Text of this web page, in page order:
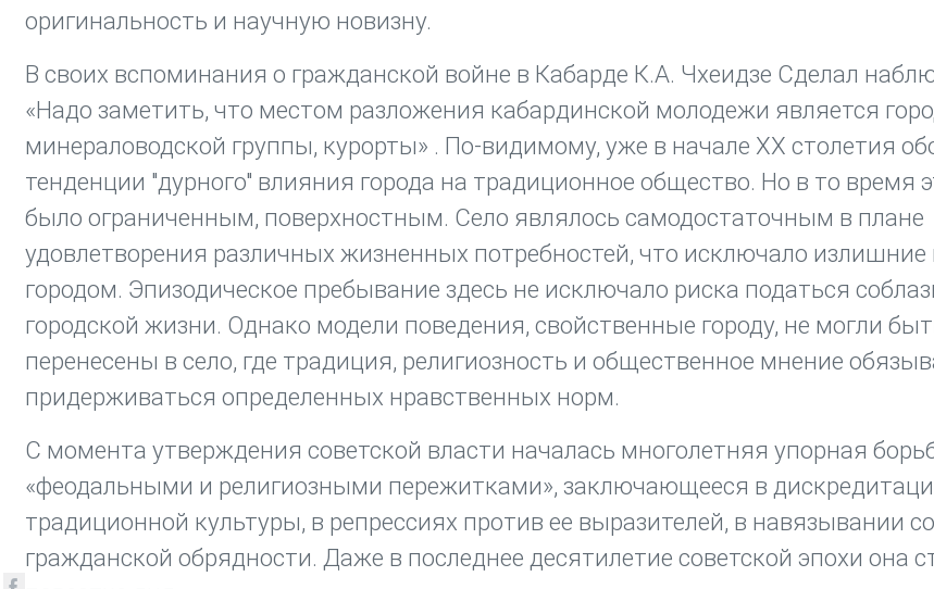
оригинальность и научную новизну.
В своих вспоминания о гражданской войне в Кабарде К.А. Чхеидзе Сделал
«Надо заметить, что местом разложения кабардинской молодежи является
минераловодской группы, курорты» . По-видимому, уже в начале ХХ столетия
тенденции "дурного" влияния города на традиционное общество. Но в то время
было ограниченным, поверхностным. Село являлось самодостаточным в плане
удовлетворения различных жизненных потребностей, что исключало излишние
городом. Эпизодическое пребывание здесь не исключало риска податься
городской жизни. Однако модели поведения, свойственные городу, не могли
перенесены в село, где традиция, религиозность и общественное мнение
придерживаться определенных нравственных норм.
С момента утверждения советской власти началась многолетняя упорная
«феодальными и религиозными пережитками», заключающееся в
традиционной культуры, в репрессиях против ее выразителей, в навязывании
гражданской обрядности. Даже в последнее десятилетие советской эпохи она